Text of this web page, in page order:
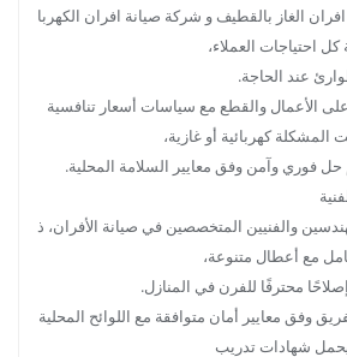
الغاز بالقطيف و شركة صيانة افران الكهربا
احتياجات العملاء،
عند الحاجة.
الأعمال والقطع مع سياسات أسعار تنافسية
كهربائية أو غازية،
فوري وآمن وفق معايير السلامة المحلية.
والفنيين المتخصصين في صيانة الأفران، ذ
مع أعطال متنوعة،
محترفًا للفرن في المنازل.
وفق معايير أمان متوافقة مع اللوائح المحلية
شهادات تدريب